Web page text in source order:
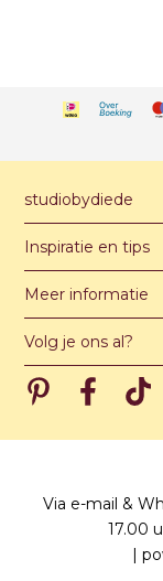
studiobydiede
Contact &
Over
Unieke illustratie
Algemene
Privacy verklaring
Inspiratie en tips
Hippe
Hippe
Hippe unisex
Meer informatie
Levertijden
Meest gestelde
Prijzen
Volg je ons al?
PinterestPinterest
Via e-mail &
17.00
|